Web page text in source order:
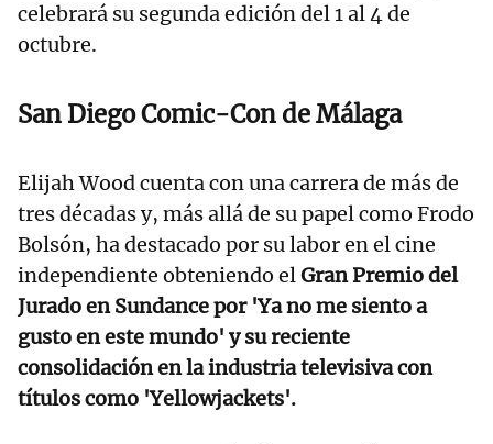
celebrará su segunda edición del 1 al 4 de
octubre.
San Diego Comic-Con de Málaga
Elijah Wood cuenta con una carrera de más de
tres décadas y, más allá de su papel como Frodo
Bolsón, ha destacado por su labor en el cine
independiente obteniendo elGran Premio del
Jurado en Sundance por 'Ya no me siento a
gusto en este mundo' y su reciente
consolidación en la industria televisiva con
títulos como 'Yellowjackets'.